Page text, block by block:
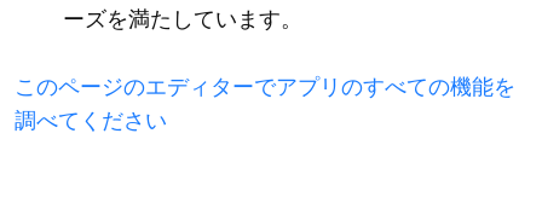
ーズを満たしています。
このページのエディターでアプリのすべての機能を
調べてください